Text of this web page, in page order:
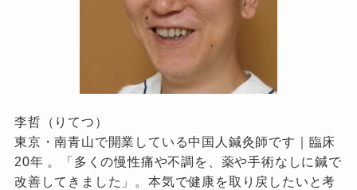
李哲（りてつ）
東京・南青山で開業している中国人鍼灸師です｜臨床
20年 。「多くの慢性痛や不調を、薬や手術なしに鍼で
改善してきました」。本気で健康を取り戻したいと考